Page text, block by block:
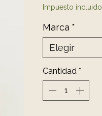
Impuesto incluido
Marca *
Elegir
Cantidad *